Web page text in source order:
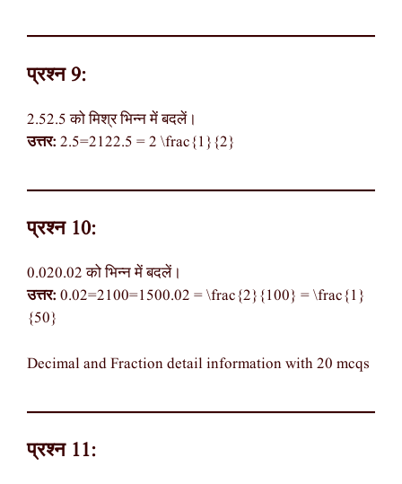
प्रश्न 9:
2.52.5 को मिश्र भिन्न में बदलें।
उत्तर: 2.5=2122.5 = 2 \frac{1}{2}
प्रश्न 10:
0.020.02 को भिन्न में बदलें।
उत्तर: 0.02=2100=1500.02 = \frac{2}{100} = \frac{1}
{50}
Decimal and Fraction detail information with 20 mcqs
प्रश्न 11: